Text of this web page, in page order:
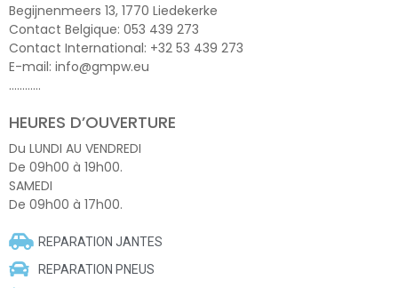
Begijnenmeers 13, 1770 Liedekerke
Contact Belgique: 053 439 273
Contact International: +32 53 439 273
E-mail: info@gmpw.eu
…………
HEURES D’OUVERTURE
Du LUNDI AU VENDREDI
De 09h00 à 19h00.
SAMEDI
De 09h00 à 17h00.
REPARATION JANTES
REPARATION PNEUS